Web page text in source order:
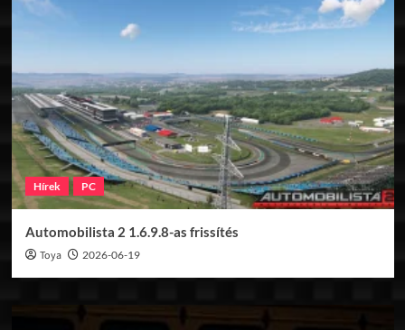
Hírek PC
Automobilista 2 1.6.9.8-as frissítés
Toya 2026-06-19